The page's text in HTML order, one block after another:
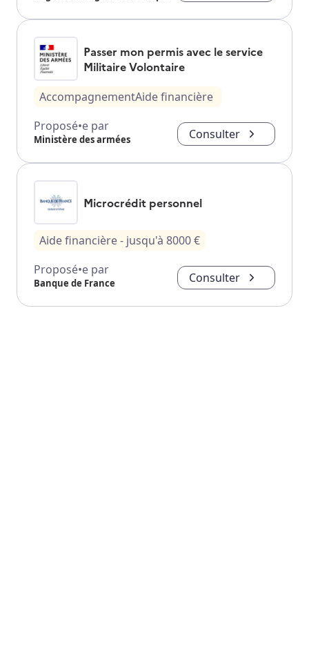
Passer mon permis avec le service
Militaire Volontaire
AccompagnementAide financière
Proposé•e par
Ministère des armées Consulter
Microcrédit personnel
Aide financière- jusqu'à 8000€
Proposé•e par
Banque de France Consulter